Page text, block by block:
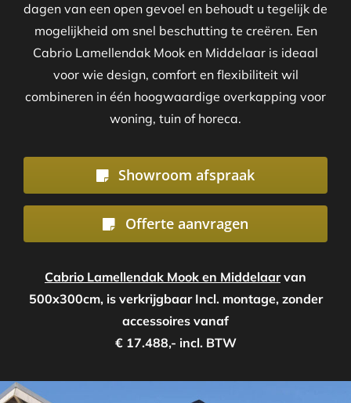
dagen van een open gevoel en behoudt u tegelijk de
mogelijkheid om snel beschutting te creëren. Een
Cabrio Lamellendak Mook en Middelaar is ideaal
voor wie design, comfort en flexibiliteit wil
combineren in één hoogwaardige overkapping voor
woning, tuin of horeca.
Showroom afspraak
Offerte aanvragen
Cabrio Lamellendak Mook en Middelaarvan
500x300cm, is verkrijgbaar Incl. montage, zonder
accessoires vanaf
€ 17.488,- incl. BTW